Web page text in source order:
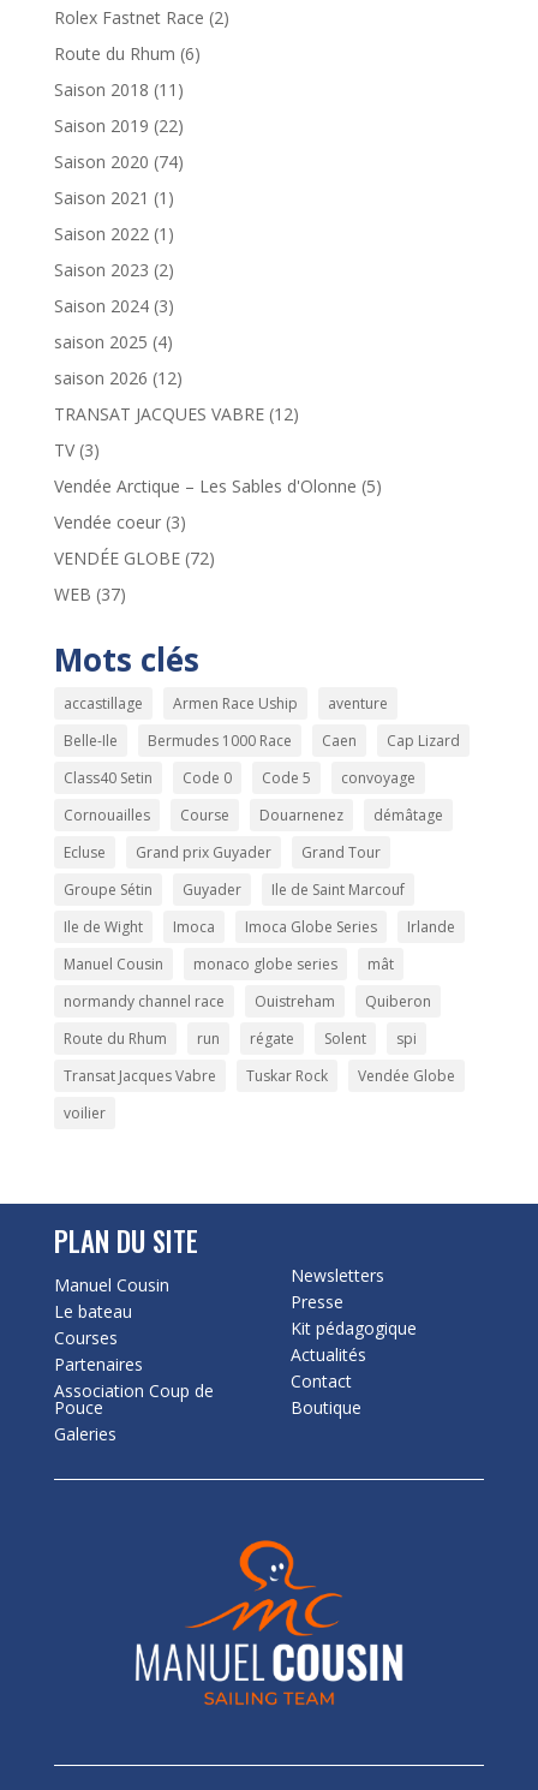
Rolex Fastnet Race (2)
Route du Rhum (6)
Saison 2018 (11)
Saison 2019 (22)
Saison 2020 (74)
Saison 2021 (1)
Saison 2022(1)
Saison 2023 (2)
Saison 2024(3)
saison 2025 (4)
saison 2026 (12)
TRANSAT JACQUES VABRE(12)
TV(3)
Vendée Arctique – Les Sables d'Olonne (5)
Vendée coeur(3)
VENDÉE GLOBE(72)
WEB (37)
Mots clés
accastillage Armen Race Uship
aventure
Belle-Ile
Bermudes 1000 Race Caen
Cap Lizard
Class40 Setin
Code 0 Code 5
convoyage
Cornouailles
Course Douarnenez
démâtage
Ecluse
Grand prix Guyader
Grand Tour
Groupe Sétin
Guyader
Ile de Saint Marcouf
Ile de Wight
Imoca Imoca Globe Series
Irlande
Manuel Cousin
monaco globe series
mât
normandy channel race
Ouistreham
Quiberon
Route du Rhum
run régate Solent
spi
Transat Jacques Vabre
Tuskar Rock
Vendée Globe
voilier
PLAN DU SITE
Manuel Cousin
Le bateau
Courses
Partenaires
Association Coup de
Pouce
Galeries
Newsletters
Presse
Kit pédagogique
Actualités
Contact
Boutique